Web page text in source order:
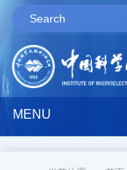
MENU